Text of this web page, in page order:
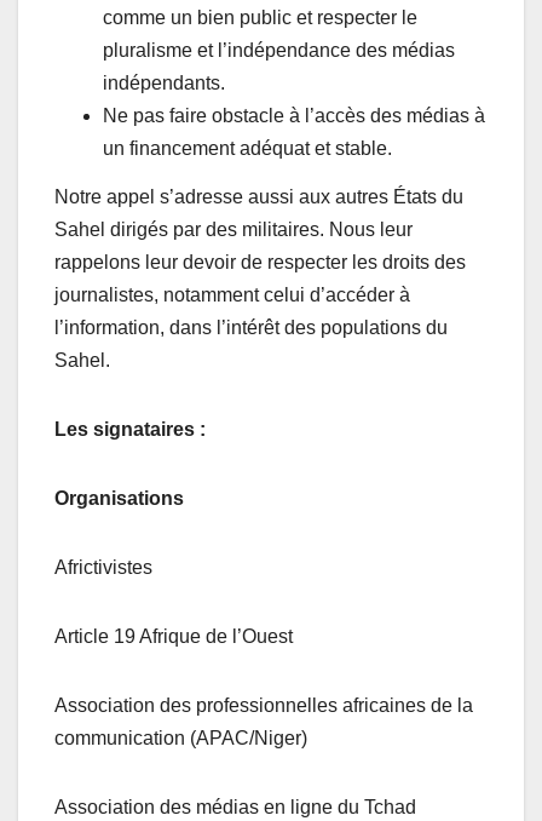
comme un bien public et respecter le
pluralisme et l’indépendance des médias
indépendants.
Ne pas faire obstacle à l’accès des médias à
un financement adéquat et stable.
Notre appel s’adresse aussi aux autres États du
Sahel dirigés par des militaires. Nous leur
rappelons leur devoir de respecter les droits des
journalistes, notamment celui d’accéder à
l’information, dans l’intérêt des populations du
Sahel.
Les signataires :
Organisations
Africtivistes
Article 19 Afrique de l’Ouest
Association des professionnelles africaines de la
communication (APAC/Niger)
Association des médias en ligne du Tchad